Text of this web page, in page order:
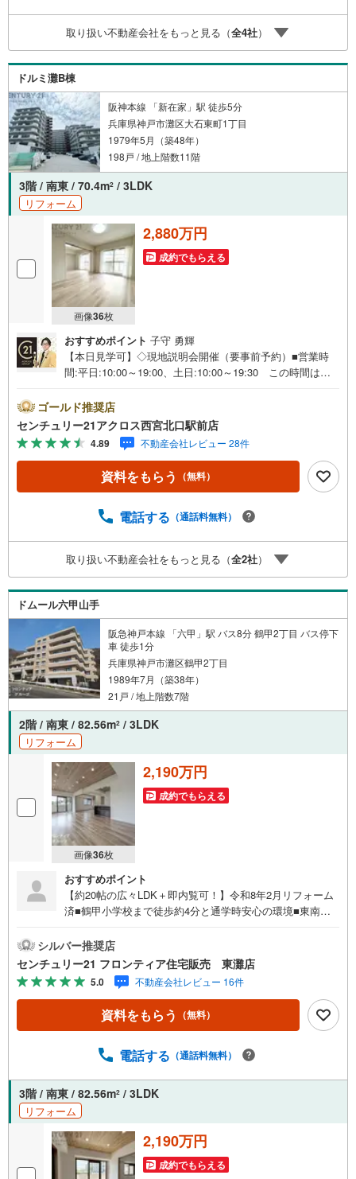
物件多数ございます。 地域密着の当店では2000万円台の
新築戸建や、1000万円台の中古マンションを始め多数物件
を取り扱っています。Yahoo！不動産に掲載しきれない物
件もご紹介できます。
取り扱い不動産会社をもっと見る（全4社）
ドルミ灘B棟
阪神本線 「新在家」駅 徒歩5分
兵庫県神戸市灘区大石東町1丁目
1979年5月（築48年）
198戸 / 地上階数11階
3階 / 南東 / 70.4m2 / 3LDK
リフォーム
画像36枚
2,880万円
成約でもらえる
おすすめポイント 子守 勇輝
【本日見学可】◇現地説明会開催（要事前予約）■営業時
間:平日:10:00～19:00、土日:10:00～19:30 この時間はお
「新在家」駅徒歩5分、JR「六甲道」駅徒歩11分の2WAYア
クセス可。ペット飼育可。令和7年12月フルリフォーム実施
済み♪食洗機や浴室暖房乾燥機など住宅設備も一新されて
います。○センチュリー21アクロスグループの3つの特徴○■
センチュリー21グループで28年連続No.1（1997年～2024年
兵庫地区仲介実績） 西宮・尼崎・伊丹・宝塚にて8店舗展
駐車場、キッズスペースがございます。 8店舗すべて駅前
連れでもご安心ください。■取り扱い物件多数ございます。
地域密着の当店では2000万円台の新築戸建や、1000万円
台の中古マンションを始め多数物件を取り扱っています。Y
ahoo！不動産に掲載しきれない物件もご紹介できます。
ゴールド推奨店
センチュリー21アクロス西宮北口駅前店
4.89 不動産会社レビュー 28件
資料をもらう （無料）
電話する （通話料無料）
取り扱い不動産会社をもっと見る（全2社）
ドムール六甲山手
阪急神戸本線 「六甲」駅 バス8分 鶴甲2丁目 バス停下
車 徒歩1分
兵庫県神戸市灘区鶴甲2丁目
1989年7月（築38年）
21戸 / 地上階数7階
2階 / 南東 / 82.56m2 / 3LDK
リフォーム
画像36枚
2,190万円
成約でもらえる
おすすめポイント
【約20帖の広々LDK＋即内覧可！】令和8年2月リフォーム
済■鶴甲小学校まで徒歩約4分と通学時安心の環境■東南・
ゼット3箇所など収納豊富 特徴・オートロック付きで来訪
者が確認できて安心 リフォーム内容・システムキッチン交
換・システムバス交換（浴室乾燥機付）・洗浄機能付トイ
レ交換・洗面化粧台交換・フローリング、クロス張替・建
具、クローゼット交換・照明器具付 立地・神戸市立鶴甲小
学校まで徒歩約4分・神戸市立長峰中学校まで徒歩約36分
ャルプランナーが資金計画をサポート！2.買い替えなどに
がりがあるため、最も低金利になるように審査が可能！4.
物件のお引渡し後に必要になったお家のリフォームも弊社
のリフォームプランナーがご提案！弊社は専門家同士が連
携をとっているため、より多くの知見がございますお気軽
にお問合せください！
シルバー推奨店
センチュリー21 フロンティア住宅販売 東灘店
5.0 不動産会社レビュー 16件
資料をもらう （無料）
電話する （通話料無料）
3階 / 南東 / 82.56m2 / 3LDK
リフォーム
2,190万円
成約でもらえる